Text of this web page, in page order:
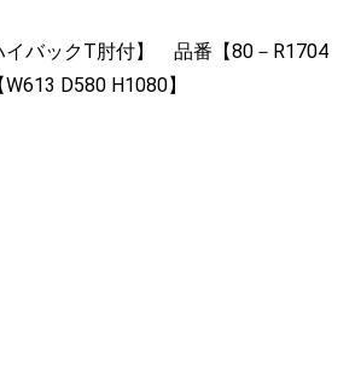
イバックT肘付】 品番【80－R1704
D580 H1080】